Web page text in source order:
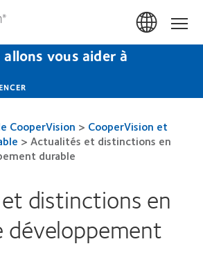
vous aider à
CooperVision > CooperVision et
> Actualités et distinctions en
durable
distinctions en
développement